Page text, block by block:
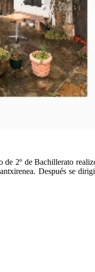
2º de Bachillerato
Después se